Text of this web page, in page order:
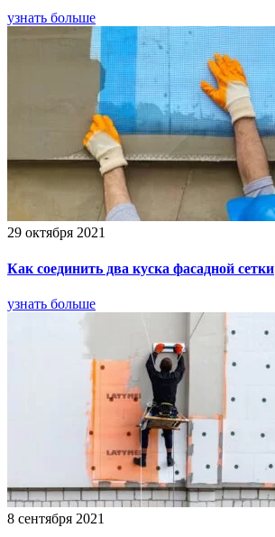
узнать больше
29 октября 2021
Как соединить два куска фасадной сетки
узнать больше
8 сентября 2021